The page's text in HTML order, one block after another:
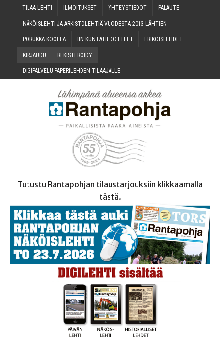
TILAA LEH­TI ILMOI­TUK­SET YHTEYS­TIE­DOT PALAU­TE
NÄKÖIS­LEH­TI JA ARKIS­TO­LEH­TIÄ VUO­DES­TA 2013 LÄHTIEN
PORUK­KA KOOLLA IIN KUN­TA­TIE­DOT­TEET ERI­KOIS­LEH­DET
KIR­JAU­DU REKIS­TE­RÖI­DY
DIGI­PAL­VE­LU PAPE­RI­LEH­DEN TILAAJALLE
Tutustu Rantapohjan tilaustarjouksiin klikkaamalla
tästä.